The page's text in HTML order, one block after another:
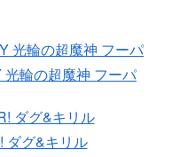
輪の超魔神 フーパ
ダグ&キリル